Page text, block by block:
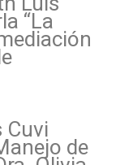
“La
Cuvi
de